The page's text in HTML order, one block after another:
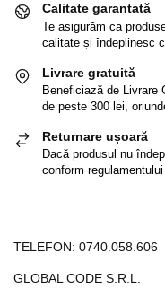
Calitate garantată
Te asigurăm ca
calitate și îndeplinesc
Livrare gratuită
Beneficiază de Livrare
de peste 300 lei,
Returnare ușoară
Dacă produsul nu
conform
TELEFON: 0740.058.606
GLOBAL CODE S.R.L.